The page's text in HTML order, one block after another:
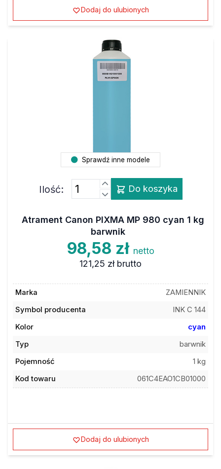
Dodaj do ulubionych
Sprawdź inne modele
Ilość: Do koszyka
Atrament Canon PIXMA MP 980 cyan 1 kg
barwnik
98,58 zł netto
121,25 zł brutto
Marka
ZAMIENNIK
Symbol producenta
INK C 144
Kolor
cyan
Typ
barwnik
Pojemność
1 kg
Kod towaru
061C4EAO1CB01000
Dodaj do ulubionych